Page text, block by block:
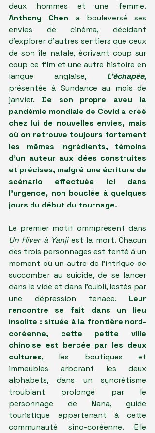
Anthony Chen a bouleversé ses
envies de cinéma, décidant
d'explorer d'autres sentiers que ceux
de son île natale, écrivant coup sur
coup ce film et une autre histoire en
langue anglaise, L'échapée,
présentée à Sundance au mois de
janvier. De son propre aveu la
pandémie mondiale de Covid a créé
chez lui de nouvelles envies, mais
où on retrouve toujours fortement
les mêmes ingrédients, témoins
d'un auteur aux idées construites
et précises, malgré une écriture de
scénario effectuée ici dans
l'urgence, non bouclée à quelques
jours du début du tournage.
Un Hiver à Yanji est la mort. Chacun
des trois personnages est tenté à un
moment où un autre de l'intrigue de
succomber au suicide, de se lancer
dans le vide et dans l'oubli, lestés par
une dépression tenace. Leur
rencontre se fait dans un lieu
insolite : située à la frontière nord-
coréenne, cette petite ville
chinoise est bercée par les deux
cultures, les boutiques et
immeubles arborant les deux
alphabets, dans un syncrétisme
troublant prolongé par le
personnage de Nana, guide
touristique appartenant à cette
communauté sino-coréenne. Elle